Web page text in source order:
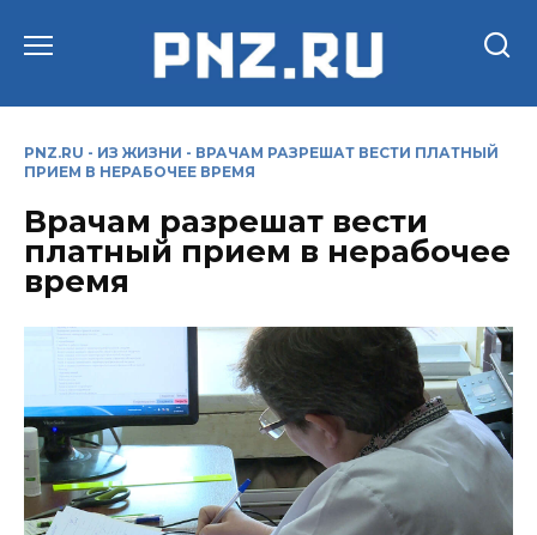
PNZ.RU - ИЗ ЖИЗНИ - ВРАЧАМ РАЗРЕШАТ ВЕСТИ ПЛАТНЫЙ
ПРИЕМ В НЕРАБОЧЕЕ ВРЕМЯ
Врачам разрешат вести
платный прием в нерабочее
время